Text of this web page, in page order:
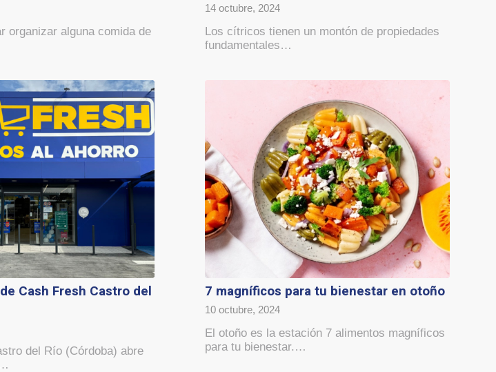
organizar alguna comida de
14 octubre, 2024
Los cítricos tienen un montón de propiedades
fundamentales…
Cash Fresh Castro del
del Río (Córdoba) abre
7 magníficos para tu bienestar en otoño
10 octubre, 2024
El otoño es la estación 7 alimentos magníficos
para tu bienestar.…